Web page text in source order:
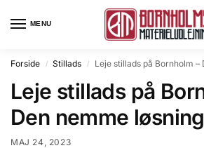
MENU
Forside / Stillads / Leje stillads på Bornholm –
Leje stillads på
Den nemme løsning
MAJ 24, 2023